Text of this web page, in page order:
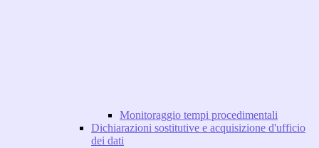
Monitoraggio tempi procedimentali
Dichiarazioni sostitutive e acquisizione d'ufficio
dei dati